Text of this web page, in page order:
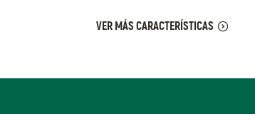
VER MÁS CARACTERÍSTICAS